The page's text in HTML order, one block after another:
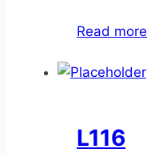
Read more
L116